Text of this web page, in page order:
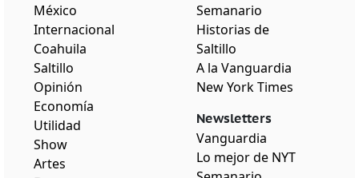
México
Internacional
Coahuila
Saltillo
Opinión
Economía
Utilidad
Show
Artes
Semanario
Historias de
Saltillo
A la Vanguardia
New York Times
Newsletters
Vanguardia
Lo mejor de NYT